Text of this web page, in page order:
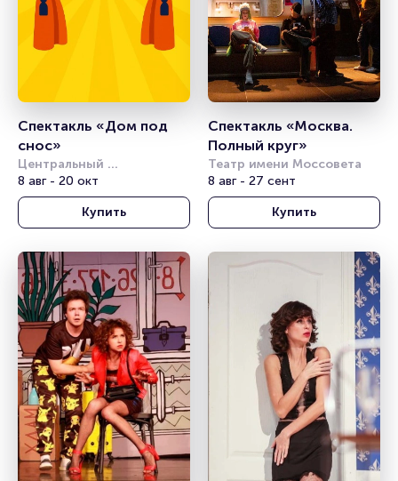
Спектакль «Дом под
снос»
Центральный
академический театр
Российской Армии
8 авг - 20 окт
Купить
Спектакль «Москва.
Полный круг»
Театр имени Моссовета
8 авг - 27 сент
Купить